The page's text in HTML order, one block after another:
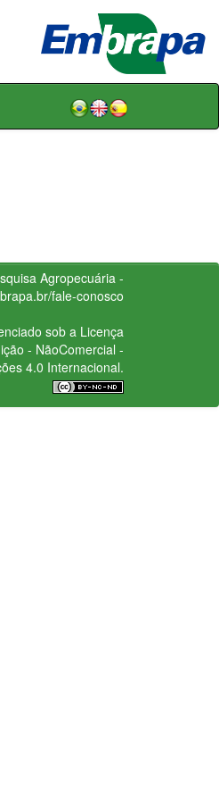
Agropecuária -
fale-conosco
sob a Licença
- NãoComercial -
4.0 Internacional.